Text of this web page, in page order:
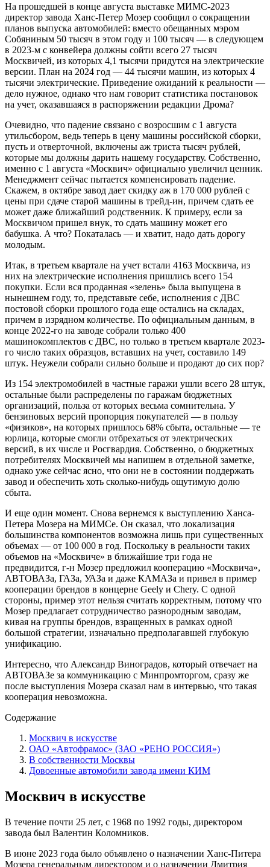
На прошедшей в конце августа выставке МИМС-2023
директор завода Ханс-Петер Мозер сообщил о сокращении
планов выпуска автомобилей: вместо обещанных мэром
Собяниным 50 тысяч в этом году и 100 тысяч — в следующем
в 2023-м с конвейера должны сойти всего 27 тысяч
Москвичей, из которых 4,1 тысячи придутся на электрические
версии. План на 2024 год — 44 тысячи машин, из которых 4
тысячи электрические. Приведение ожиданий к реальности —
дело нужное, однако что нам говорит статистика постановок
на учет, оказавшаяся в распоряжении редакции Дрома?
Очевидно, что падение связано с возросшим с 1 августа
утильсбором, ведь теперь в цену машины российской сборки,
пусть и отверточной, включены аж триста тысяч рублей,
которые мы должны дарить нашему государству. Собственно,
именно с 1 августа «Москвич» официально увеличил ценник.
Менеджмент сейчас пытается компенсировать падение.
Скажем, в октябре завод дает скидку аж в 170 000 рублей с
цены при сдаче старой машины в трейд-ин, причем сдать ее
может даже ближайший родственник. К примеру, если за
Москвичом пришел внук, то сдать машину может его
бабушка. А что? Покаталась — и хватит, надо дать дорогу
молодым.
Итак, в третьем квартале на учет встали 4163 Москвича, из
них на электрические исполнения пришлись всего 154
покупки. Если вся проданная «зелень» была выпущена в
нынешнем году, то, представьте себе, исполнения с ДВС
постовой сборки прошлого года еще остались на складах,
причем в изрядном количестве. По официальным данным, в
конце 2022-го на заводе собрали только 400
машинокомплектов с ДВС, но только в третьем квартале 2023-
го число таких образцов, вставших на учет, составило 149
штук. Неужели собрали сильно больше и продают до сих пор?
Из 154 электромобилей в частные гаражи ушли всего 28 штук,
остальные были распределены по гаражам бюджетных
организаций, польза от которых весьма сомнительна. У
бензиновых версий пропорция покупателей — в пользу
«физиков», на которых пришлось 68% сбыта, остальные — те
юрлица, которые смогли отбрехаться от электрических
версий, в их числе и Росгвардия. Собственно, о бюджетных
потребителях Москвичей мы напишем в отдельной заметке,
однако уже сейчас ясно, что они не в состоянии поддержать
завод и обеспечить хоть сколько-нибудь ощутимую долю
сбыта.
И еще один момент. Снова вернемся к выступлению Ханса-
Петера Мозера на МИМСе. Он сказал, что локализация
большинства компонентов возможна лишь при существенных
объемах — от 100 000 в год. Поскольку в реальности таких
объемов на «Москвиче» в ближайшие три года не
предвидится, г-н Мозер предложил кооперацию «Москвича»,
АВТОВАЗа, ГАЗа, УАЗа и даже КАМАЗа и привел в пример
кооперации брендов в концерне Geely и Chery. С одной
стороны, пример этот нельзя считать корректным, потому что
Мозер предлагает сотрудничество разнородным заводам,
кивая на группы брендов, взращенных в рамках одной
большой стратегии, изначально предполагавшей глубокую
унификацию.
Интересно, что Александр Виноградов, который отвечает на
АВТОВАЗе за коммуникацию с Минпромторгом, сразу же
после выступления Мозера сказал нам в интервью, что такая
кооперация невозможна.
Содержание
Москвич в искусстве
ОАО «Автофрамос» (ЗАО «РЕНО РОССИЯ»)
В собственности Москвы
Довоенные автомобили завода имени КИМ
Москвич в искусстве
В течение почти 25 лет, с 1968 по 1992 годы, директором
завода был Валентин Коломников.
В июне 2023 года было объявлено о назначении Ханс-Питера
Мозера генеральным директором и о назначении Дмитрия